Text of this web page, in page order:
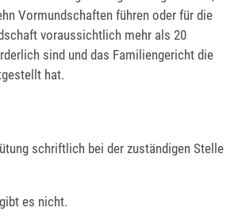
Vormundschaften führen oder für die
voraussichtlich mehr als 20
sind und das Familiengericht die
hat.
schriftlich bei der zuständigen Stelle
es nicht.